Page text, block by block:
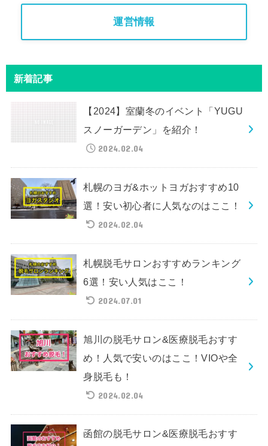
運営情報
新着記事
【2024】室蘭冬のイベント「YUGU
スノーガーデン」を紹介！
2024.02.04
札幌のヨガ&ホットヨガおすすめ10
選！安い初心者に人気なのはここ！
2024.02.04
札幌脱毛サロンおすすめランキング
6選！安い人気はここ！
2024.07.01
旭川の脱毛サロン&医療脱毛おすす
め！人気で安いのはここ！VIOや全
身脱毛も！
2024.02.04
函館の脱毛サロン&医療脱毛おすす